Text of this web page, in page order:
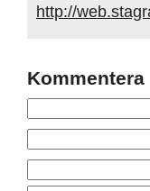
http://
Kommentera